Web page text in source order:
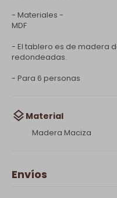
- Materiales -
MDF
- El tablero es de madera
redondeadas.
- Para 6 personas
Material
Madera Maciza
Envíos